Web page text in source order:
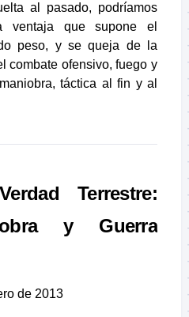
al pasado, podríamos
ventaja que supone el
peso, y se queja de la
combate ofensivo, fuego y
táctica al fin y al
Terrestre:
y Guerra
de 2013